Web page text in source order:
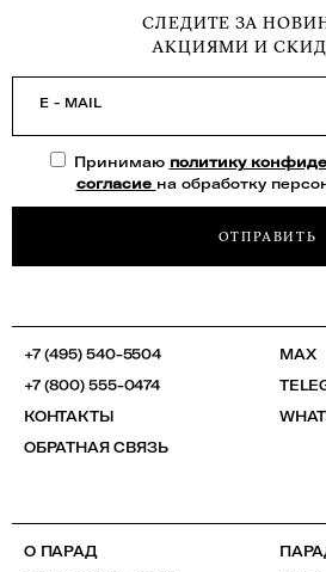
СЛЕДИТЕ ЗА
АКЦИЯМИ И
E - MAIL
Принимаю политику
согласие на обработку
ОТПРАВИТЬ
+7 (495) 540-5504
+7 (800) 555-0474
КОНТАКТЫ
ОБРАТНАЯ СВЯЗЬ
MAX
О ПАРАД